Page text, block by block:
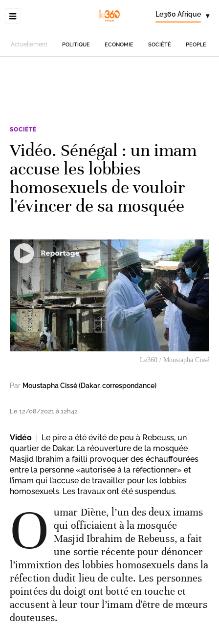
Le360 Afrique ▾
Actuellement POLITIQUE ECONOMIE SOCIÉTÉ PEOPLE
SOCIÉTÉ
Vidéo. Sénégal : un imam
accuse les lobbies
homosexuels de vouloir
l'évincer de sa mosquée
Le360 / Moustapha Cissé
Par Moustapha Cissé (Dakar, correspondance)
Le 12/08/2021 à 12h42
Vidéo
Le pire a été évité de peu à Rebeuss, un
quartier de Dakar. La réouverture de la mosquée
Masjid Ibrahim a failli provoquer des échauffourées
entre la personne «autorisée à la réfectionner» et
l’imam qui l’accuse de travailler pour les lobbies
homosexuels. Les travaux ont été suspendus.
O umar Diène, l’un des deux imams
qui officiaient à la mosquée
Masjid Ibrahim de Rebeuss, a fait
une sortie récente pour dénoncer
l’immixtion des lobbies homosexuels dans la
réfection dudit lieu de culte. Les personnes
pointées du doigt ont botté en touche et
accusent à leur tour l’imam d'être de mœurs
douteuses.